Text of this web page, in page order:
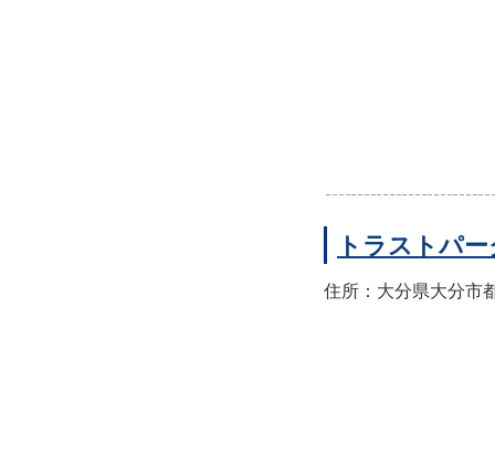
トラストパ
住所：大分県大分市